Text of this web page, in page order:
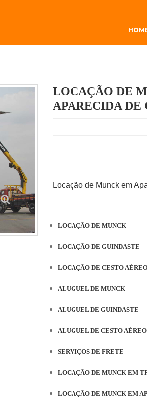
LOCAÇÃO DE
APARECIDA DE
Locação de Munck em
LOCAÇÃO DE MUNCK
LOCAÇÃO DE GUINDASTE
LOCAÇÃO DE CESTO AÉREO
ALUGUEL DE MUNCK
ALUGUEL DE GUINDASTE
ALUGUEL DE CESTO AÉREO
SERVIÇOS DE FRETE
LOCAÇÃO DE MUNCK EM
LOCAÇÃO DE MUNCK EM